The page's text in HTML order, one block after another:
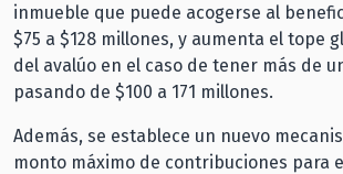
inmueble que puede acogerse al
$75 a $128 millones, y aumenta el tope
del avalúo en el caso de tener más de
pasando de $100 a 171 millones.
Además, se establece un nuevo
monto máximo de contribuciones para